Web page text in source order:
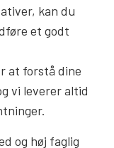
kan du
et godt
at forstå dine
vi leverer altid
og høj faglig